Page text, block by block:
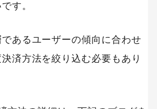
す。
あるユーザーの傾向に合わせ
済方法を絞り込む必要もあり